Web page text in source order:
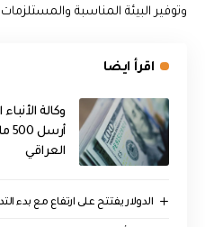
وتوفير البيئة المناسبة
اقرأ ايضا
وكالة
العراقي
الدولار يفتتح على ارتفاع مع بدء